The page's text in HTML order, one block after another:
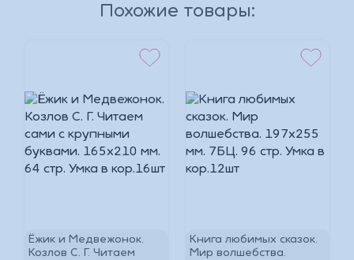
Похожие товары:
Ёжик и Медвежонок.
Козлов С. Г. Читаем
Книга любимых сказок.
Мир волшебства.